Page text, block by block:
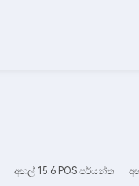
අඟල් 15.6 POS පර්යන්ත